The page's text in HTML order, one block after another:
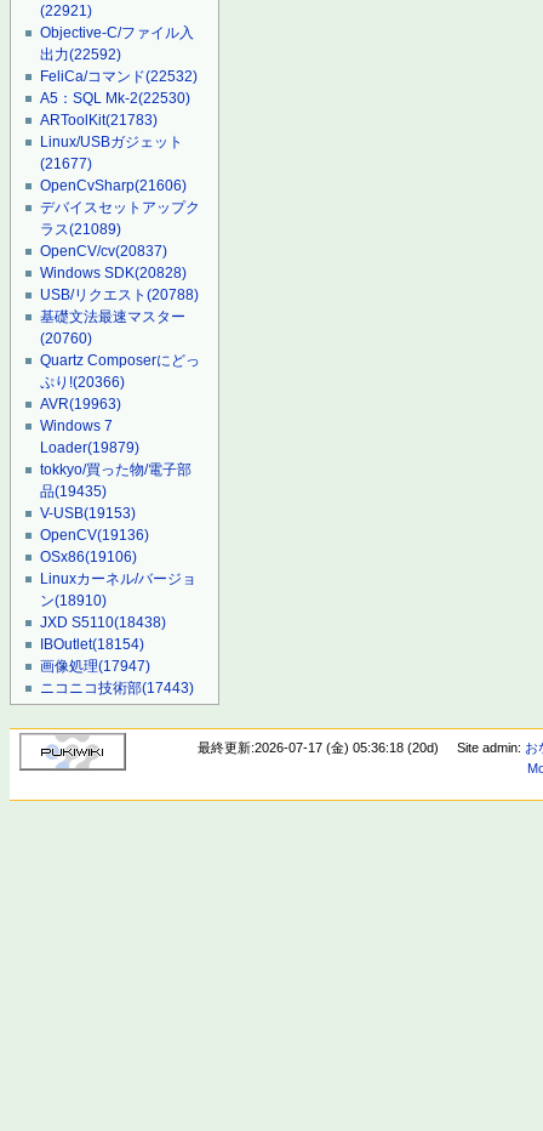
(22921)
Objective-C/ファイル入
出力(22592)
FeliCa/コマンド(22532)
A5：SQL Mk-2(22530)
ARToolKit(21783)
Linux/USBガジェット
(21677)
OpenCvSharp(21606)
デバイスセットアップク
ラス(21089)
OpenCV/cv(20837)
Windows SDK(20828)
USB/リクエスト(20788)
基礎文法最速マスター
(20760)
Quartz Composerにどっ
ぷり!(20366)
AVR(19963)
Windows 7
Loader(19879)
tokkyo/買った物/電子部
品(19435)
V-USB(19153)
OpenCV(19136)
OSx86(19106)
Linuxカーネル/バージョ
ン(18910)
JXD S5110(18438)
IBOutlet(18154)
画像処理(17947)
ニコニコ技術部(17443)
最終更新:2026-07-17 (金) 05:36:18 (20d) Site admin: お